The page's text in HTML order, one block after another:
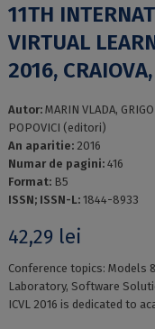
11TH
VIRTUAL
2016,
Autor: MARIN VLADA,
POPOVICI (editori)
An aparitie: 2016
Numar de pagini: 416
Format: B5
ISSN; ISSN-L: 1844-8933
42,29 lei
Conference topics: Models
Laboratory, Software
ICVL 2016 is dedicated to